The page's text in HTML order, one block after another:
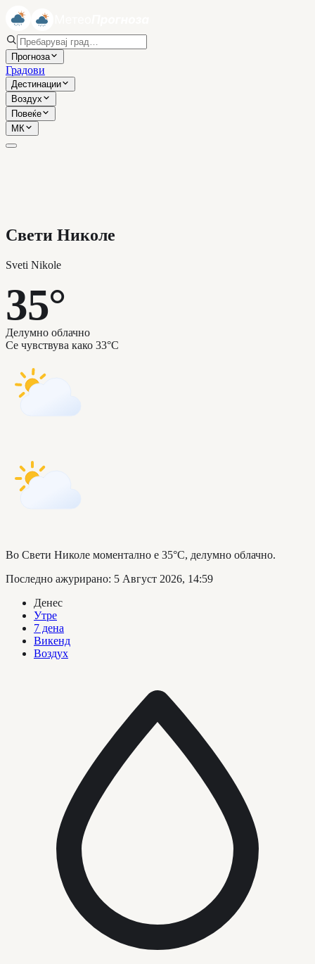
Прогноза
Градови
Дестинации
Воздух
Повеќе
МК
Свети Николе
Sveti Nikole
35°
Делумно облачно
Се чувствува како 33°C
Во Свети Николе моментално е 35°C, делумно облачно.
Последно ажурирано: 5 Август 2026, 14:59
Денес
Утре
7 дена
Викенд
Воздух